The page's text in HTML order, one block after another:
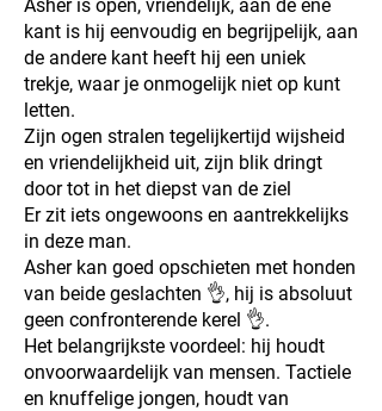
Asher is open, vriendelijk, aan de ene
kant is hij eenvoudig en begrijpelijk, aan
de andere kant heeft hij een uniek
trekje, waar je onmogelijk niet op kunt
letten.
Zijn ogen stralen tegelijkertijd wijsheid
en vriendelijkheid uit, zijn blik dringt
door tot in het diepst van de ziel
Er zit iets ongewoons en aantrekkelijks
in deze man.
Asher kan goed opschieten met honden
van beide geslachten 👌, hij is absoluut
geen confronterende kerel 👌.
Het belangrijkste voordeel: hij houdt
onvoorwaardelijk van mensen. Tactiele
en knuffelige jongen, houdt van